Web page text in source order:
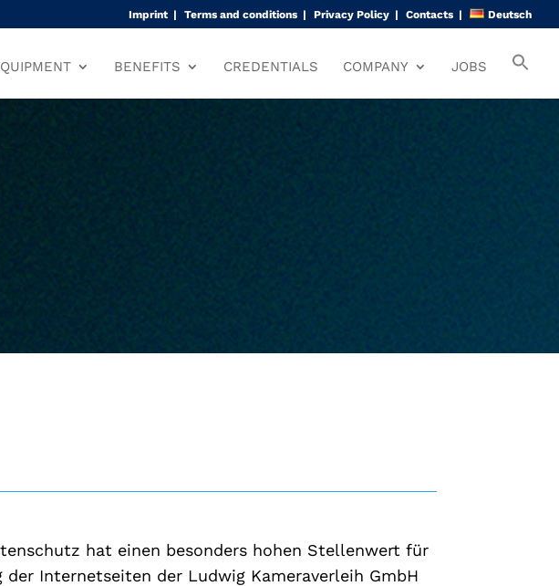
Imprint Terms and conditions Privacy Policy Contacts Deutsch
BENEFITS CREDENTIALS COMPANY JOBS
hat einen besonders hohen Stellenwert für
Internetseiten der Ludwig Kameraverleih GmbH